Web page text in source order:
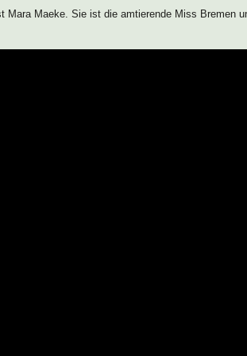
Mara Maeke. Sie ist die amtierende Miss Bremen